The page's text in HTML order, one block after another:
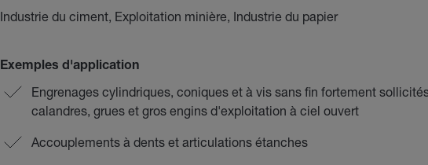
Industrie du ciment, Exploitation minière, Industrie du papier
Exemples d'application
Engrenages cylindriques, coniques et à vis sans fin fortement
calandres, grues et gros engins d'exploitation à ciel ouvert
Accouplements à dents et articulations étanches